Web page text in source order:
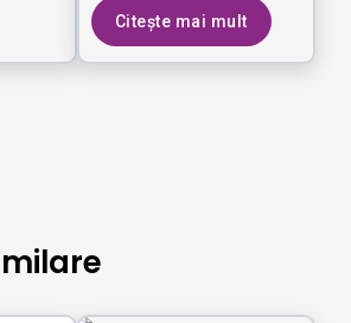
Citește mai mult